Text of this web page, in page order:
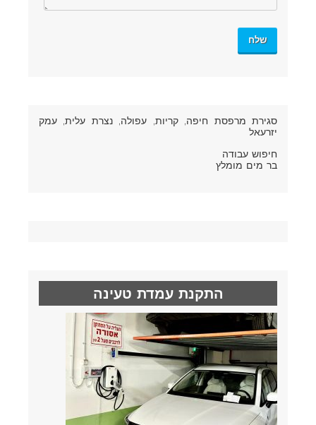
סגירת מרפסת חיפה, קריות, עפולה, נצרת עלית, עמק
יזרעאל
חיפוש עבודה
בר מים מומלץ
התקנת עמדת טעינה